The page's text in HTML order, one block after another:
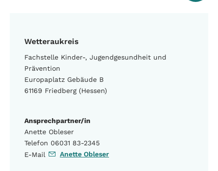
Wetteraukreis
Fachstelle Kinder-, Jugendgesundheit und
Prävention
Europaplatz Gebäude B
61169 Friedberg (Hessen)
Ansprechpartner/in
Anette Obleser
Telefon 06031 83-2345
E-Mail
Anette Obleser